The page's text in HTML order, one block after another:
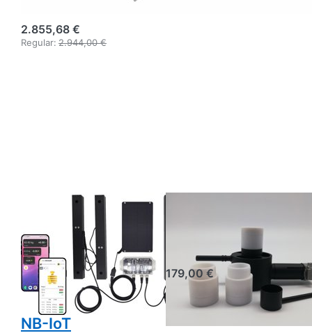
2.855,68 €
Regular: 2.944,00 €
Báscula para
colmenas para
monitorizar dos
colmenas + GPS
y alarma
antirrobo, 4G
NB-IoT
ácido oxálico a
179,00 €